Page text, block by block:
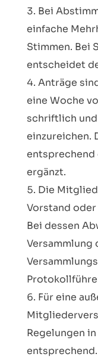
Bei
einfache
Stimmen. Bei
entscheidet
Anträge
eine Woche
schriftlich
einzureichen.
entsprechend
ergänzt.
Die
Vorstand
Bei dessen
Versammlung
Für eine
Regelungen
entsprechend.